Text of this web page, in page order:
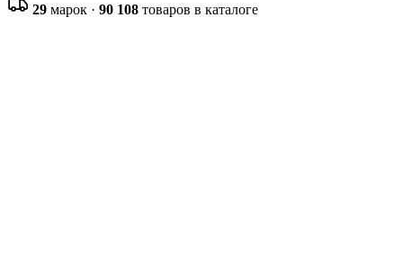
29 марок · 90 108 товаров в каталоге